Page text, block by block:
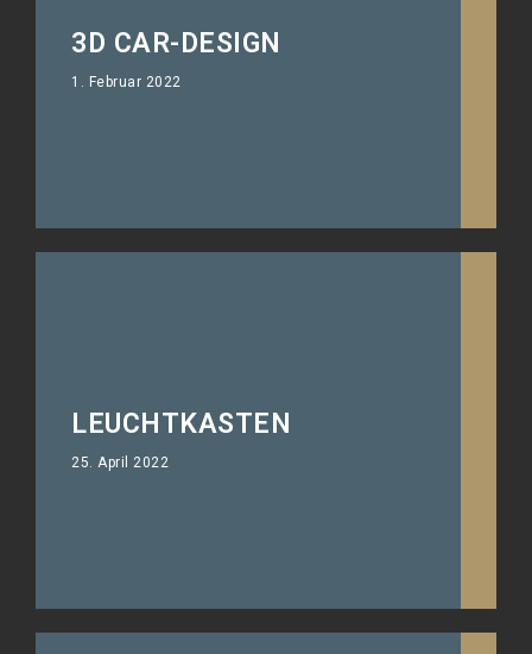
3D CAR-DESIGN
1. Februar 2022
LEUCHTKASTEN
25. April 2022